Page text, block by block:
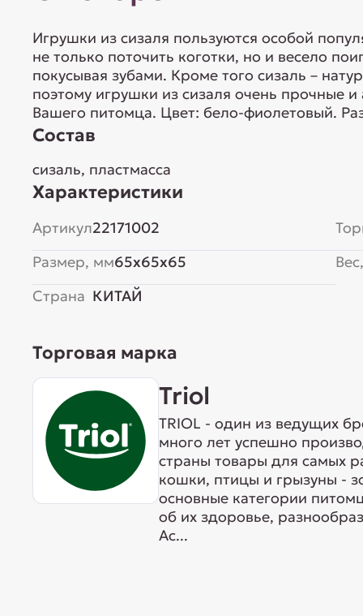
Игрушки из сизаля пользуются особой
не только поточить коготки, но и весело
покусывая зубами. Кроме того сизаль –
поэтому игрушки из сизаля очень прочные
Вашего питомца. Цвет: бело-фиолетовый.
Состав
сизаль, пластмасса
Характеристики
Артикул22171002
Размер, мм65x65x65
Страна КИТАЙ
Торговая марка
Triol
TRIOL - один из ведущих
много лет успешно
страны товары для самых
кошки, птицы и грызуны -
основные категории
об их здоровье,
Ас...